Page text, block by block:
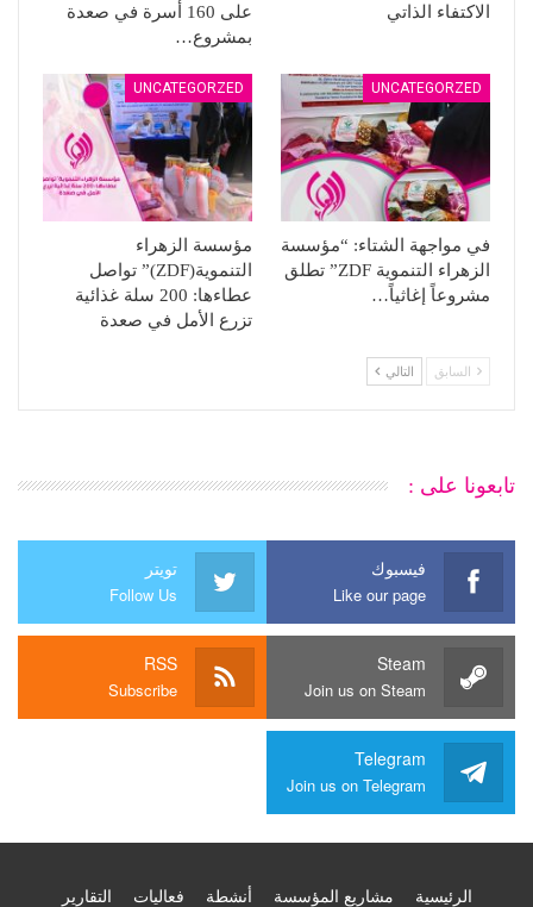
الاكتفاء الذاتي
على 160 أسرة في صعدة
بمشروع…
UNCATEGORZED
في مواجهة الشتاء: “مؤسسة
الزهراء التنموية ZDF” تطلق
مشروعاً إغاثياً…
UNCATEGORZED
مؤسسة الزهراء
التنموية(ZDF)” تواصل
عطاءها: 200 سلة غذائية
تزرع الأمل في صعدة
السابق التالي
تابعونا على :
فيسبوك
Like our page
تويتر
Follow Us
Steam
Join us on Steam
RSS
Subscribe
Telegram
Join us on Telegram
الرئيسية مشاريع المؤسسة أنشطة فعاليات التقارير